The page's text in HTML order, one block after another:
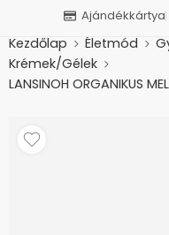
Ajándékkártya
Kezdőlap Életmód
Krémek/Gélek
LANSINOH ORGANIKUS